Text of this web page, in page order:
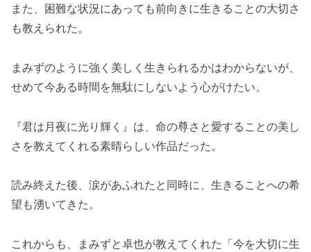
また、困難な状況にあっても前向きに生きることの大切さ
も教えられた。
まみずのように強く美しく生きられるかはわからないが、
せめて今ある時間を無駄にしないよう心がけたい。
『君は月夜に光り輝く』は、命の尊さと愛することの美し
さを教えてくれる素晴らしい作品だった。
読み終えた後、涙があふれたと同時に、生きることへの希
望も湧いてきた。
これからも、まみずと卓也が教えてくれた「今を大切に生